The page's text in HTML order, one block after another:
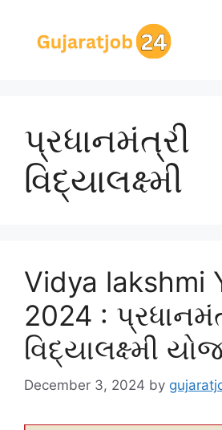
content
પ્રધાનમંત્રી
વિદ્યાલક્ષ્મી
Vidya lakshmi
2024 :
વિદ્યાલક્ષ્મી
December 3, 2024 by